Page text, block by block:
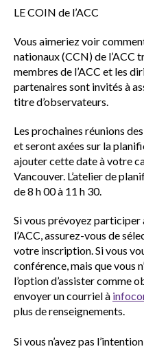
LE COIN de l’ACC
Vous aimeriez voir
nationaux (CCN) de l’ACC
membres de l’ACC et les
partenaires sont invités à
titre d’observateurs.
Les prochaines réunions
et seront axées sur la
ajouter cette date à votre
Vancouver. L’atelier de
de 8 h 00 à 11 h 30.
Si vous prévoyez participer
l’ACC, assurez-vous de
votre inscription. Si vous
conférence, mais que vous
l’option d’assister comme
envoyer un courriel à
plus de renseignements.
Si vous n’avez pas